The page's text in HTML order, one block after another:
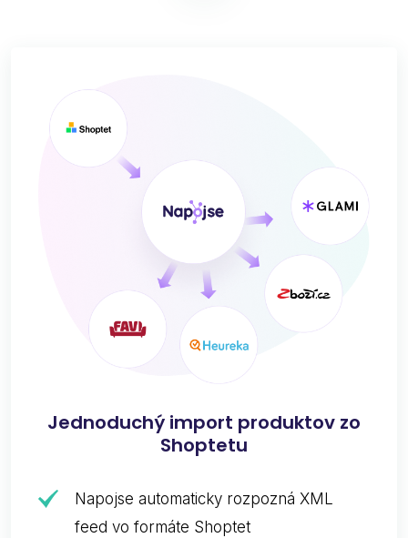
Jednoduchý import produktov zo
Shoptetu
Napojse automaticky rozpozná XML
feed vo formáte Shoptet